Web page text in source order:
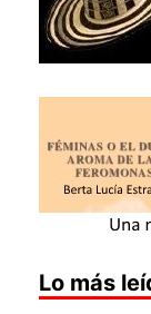
Lo más